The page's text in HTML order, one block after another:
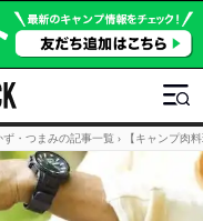
ず・つまみの記事一覧 › 【キャンプ肉